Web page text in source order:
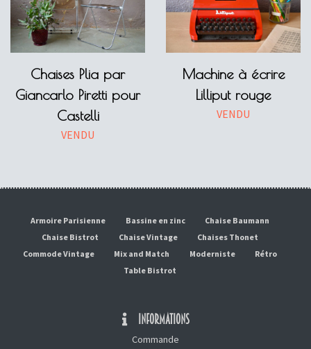
Chaises Plia par
Giancarlo Piretti pour
Castelli
VENDU
Machine à écrire
Lilliput rouge
VENDU
Armoire Parisienne Bassine en zinc
Chaise Baumann
Chaise Bistrot
Chaise Vintage
Chaises Thonet
Commode Vintage
Mix and Match Moderniste
Rétro
Table Bistrot
INFORMATIONS
Commande